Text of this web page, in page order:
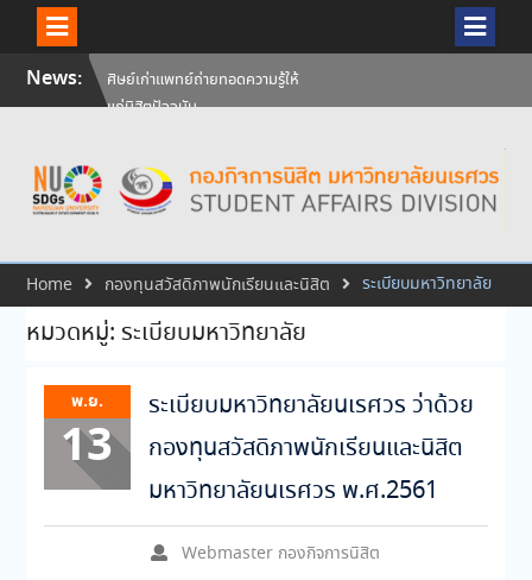
SkipNews:
ศิษย์เก่าแพทย์ถ่ายทอดความรู้ให้
แก่นิสิตปัจจุบัน
นเรศวร ครบรอบ 36 ปี 29
กรกฎาคม 2569
สัมภาษณ์นิสิตเพื่อพิจารณาเข้ารับ
ประจำปีการศึกษา 256
Home กองทุนสวัสดิภาพนักเรียนและนิสิต ระเบียบมหาวิทยาลัย
หมวดหมู่: ระเบียบมหาวิทยาลัย
พ.ย.
13
ระเบียบมหาวิทยาลัยนเรศวร ว่าด้วย
กองทุนสวัสดิภาพนักเรียนและนิสิต
มหาวิทยาลัยนเรศวร พ.ศ.2561
Webmaster กองกิจการนิสิต